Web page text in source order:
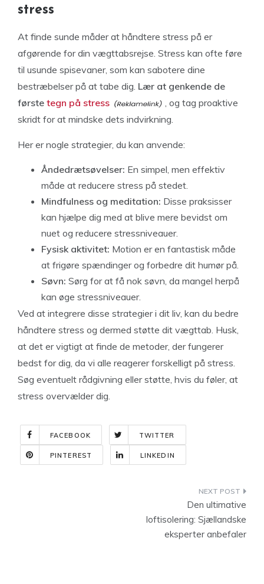
stress
At finde sunde måder at håndtere stress på er
afgørende for din vægttabsrejse. Stress kan ofte føre
til usunde spisevaner, som kan sabotere dine
bestræbelser på at tabe dig. Lær at genkende de
første tegn på stress
, og tag proaktive
skridt for at mindske dets indvirkning.
Her er nogle strategier, du kan anvende:
Åndedrætsøvelser: En simpel, men effektiv
måde at reducere stress på stedet.
Mindfulness og meditation: Disse praksisser
kan hjælpe dig med at blive mere bevidst om
nuet og reducere stressniveauer.
Fysisk aktivitet: Motion er en fantastisk måde
at frigøre spændinger og forbedre dit humør på.
Søvn: Sørg for at få nok søvn, da mangel herpå
kan øge stressniveauer.
Ved at integrere disse strategier i dit liv, kan du bedre
håndtere stress og dermed støtte dit vægttab. Husk,
at det er vigtigt at finde de metoder, der fungerer
bedst for dig, da vi alle reagerer forskelligt på stress.
Søg eventuelt rådgivning eller støtte, hvis du føler, at
stress overvælder dig.
FACEBOOK TWITTER
PINTEREST LINKEDIN
Den ultimative
loftisolering: Sjællandske
eksperter anbefaler